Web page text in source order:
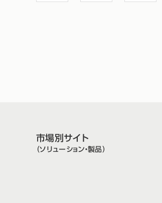
市場別サイト
（ソリューション・製品）